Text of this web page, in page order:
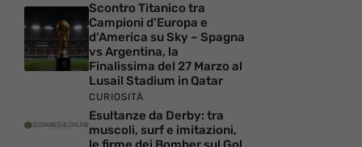
Scontro Titanico tra
Campioni d’Europa e
d’America su Sky – Spagna
vs Argentina, la
Finalissima del 27 Marzo al
Lusail Stadium in Qatar
CURIOSITÀ
Esultanze da Derby: tra
muscoli, surf e imitazioni,